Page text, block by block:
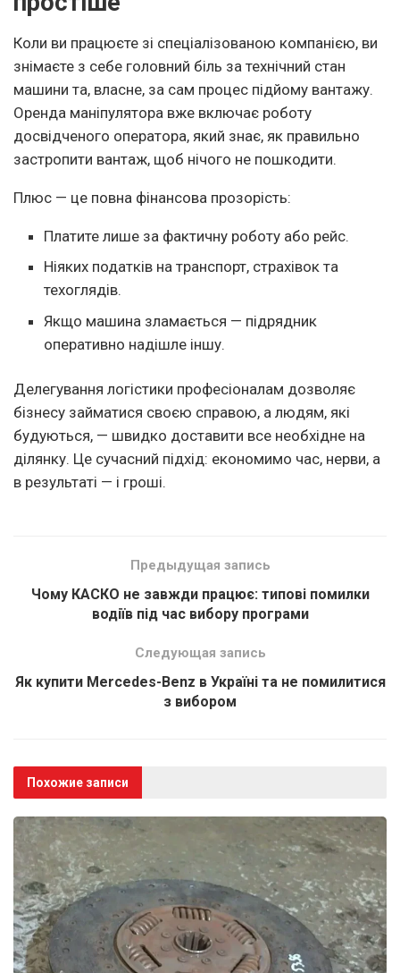
Коли ви працюєте зі спеціалізованою компанією, ви
знімаєте з себе головний біль за технічний стан
машини та, власне, за сам процес підйому вантажу.
Оренда маніпулятора вже включає роботу
досвідченого оператора, який знає, як правильно
застропити вантаж, щоб нічого не пошкодити.
Плюс — це повна фінансова прозорість:
Платите лише за фактичну роботу або рейс.
Ніяких податків на транспорт, страхівок та
техоглядів.
Якщо машина зламається — підрядник
оперативно надішле іншу.
Делегування логістики професіоналам дозволяє
бізнесу займатися своєю справою, а людям, які
будуються, — швидко доставити все необхідне на
ділянку. Це сучасний підхід: економимо час, нерви, а
в результаті — і гроші.
Предыдущая запись
Чому КАСКО не завжди працює: типові помилки
водіїв під час вибору програми
Следующая запись
Як купити Mercedes-Benz в Україні та не помилитися
з вибором
Похожие записи